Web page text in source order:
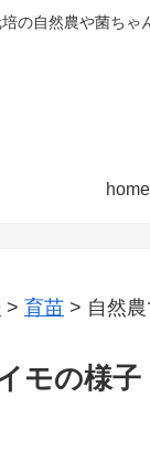
の自然農や菌ちゃ
home
> 育苗 > 自然
モの様子